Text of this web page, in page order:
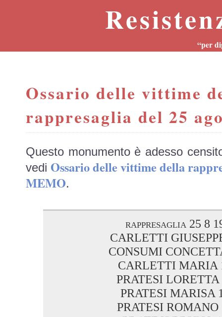
“per
Ossario delle vittime
rappresaglia del 25
Questo monumento è adesso
vedi Ossario delle vittime della
MEMO.
rappresaglia 25 8
CARLETTI
CONSUMI
CARLETTI MARIA
PRATESI LORETTA
PRATESI MARISA
PRATESI ROMANO